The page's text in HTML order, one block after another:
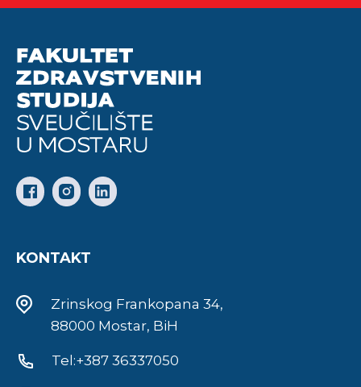
KONTAKT
Zrinskog Frankopana 34,
88000 Mostar, BiH
Tel:+387 36337050